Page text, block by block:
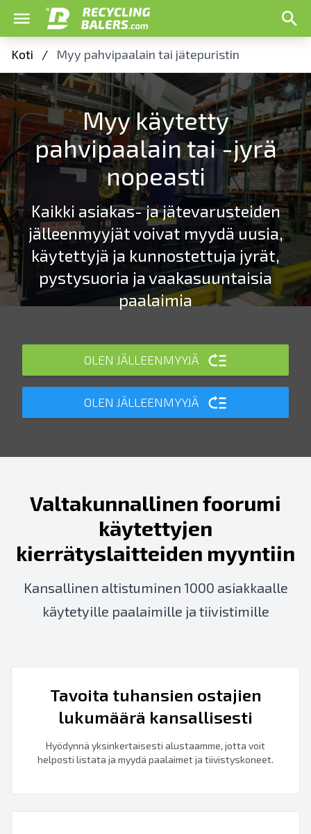
Koti / Myy pahvipaalain tai jätepuristin
Myy käytetty
pahvipaalain tai -jyrä
nopeasti
Kaikki asiakas- ja jätevarusteiden
jälleenmyyjät voivat myydä uusia,
käytettyjä ja kunnostettuja jyrät,
pystysuoria ja vaakasuuntaisia
paalaimia
OLEN JÄLLEENMYYJÄ
OLEN JÄLLEENMYYJÄ
Valtakunnallinen foorumi
käytettyjen
kierrätyslaitteiden myyntiin
Kansallinen altistuminen 1000 asiakkaalle
käytetyille paalaimille ja tiivistimille
Tavoita tuhansien ostajien
lukumäärä kansallisesti
Hyödynnä yksinkertaisesti alustaamme, jotta voit
helposti listata ja myydä paalaimet ja tiivistyskoneet.